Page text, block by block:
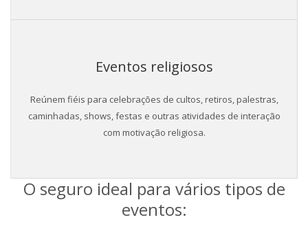
Eventos religiosos
Reúnem fiéis para celebrações de cultos, retiros, palestras,
caminhadas, shows, festas e outras atividades de interação
com motivação religiosa.
O seguro ideal para vários tipos de
eventos: